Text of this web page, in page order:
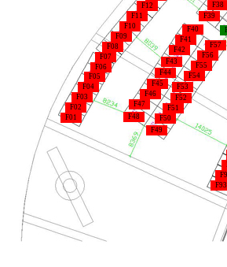
F93
F43
F47
F49
F50
F51
F48
F45
F44
F42
F41
F40
F39
F52
F53
F54
F55
F56
F57
F38
F12
F11
F10
F09
F08
F07
F06
F05
F04
F03
F02
F01
F46